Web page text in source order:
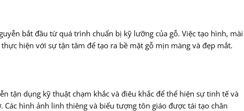
bắt đầu từ quá trình chuẩn bị kỹ lưỡng của gỗ. Việc tạo hình, mài
hiện với sự tận tâm để tạo ra bề mặt gỗ mịn màng và đẹp mắt.
tận dụng kỹ thuật chạm khắc và điêu khắc để thể hiện sự tinh tế và
Các hình ảnh linh thiêng và biểu tượng tôn giáo được tái tạo chân